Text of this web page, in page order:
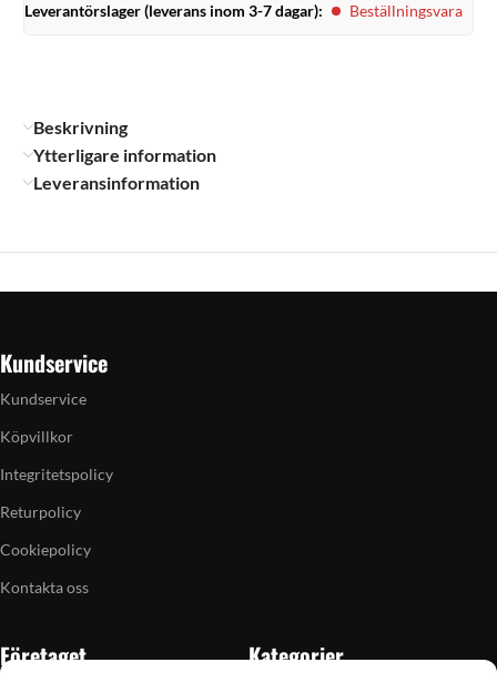
Leverantörslager (leverans inom 3-7 dagar):
Beställningsvara
Beskrivning
Ytterligare information
Leveransinformation
Kundservice
Kundservice
Köpvillkor
Integritetspolicy
Returpolicy
Cookiepolicy
Kontakta oss
Företaget Kategorier